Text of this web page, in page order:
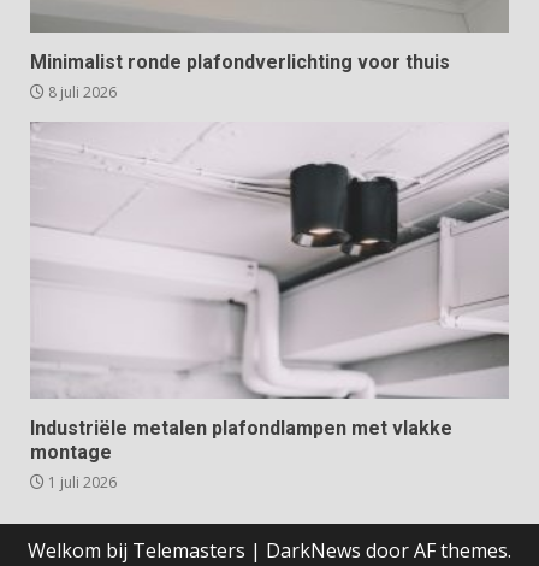
Minimalist ronde plafondverlichting voor thuis
8 juli 2026
Industriële metalen plafondlampen met vlakke
montage
1 juli 2026
Welkom bij Telemasters | DarkNews door AF themes.